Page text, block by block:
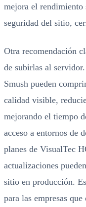
mejora el rendimiento
seguridad del sitio,
Otra recomendación
de subirlas al
Smush pueden
calidad visible,
mejorando el tiempo
acceso a entornos de
planes de VisualTec
actualizaciones
sitio en producción.
para las empresas